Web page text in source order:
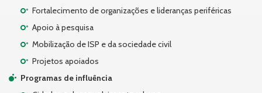
Fortalecimento de organizações e lideranças periféricas
Apoio à pesquisa
Mobilização de ISP e da sociedade civil
Projetos apoiados
Programas de influência